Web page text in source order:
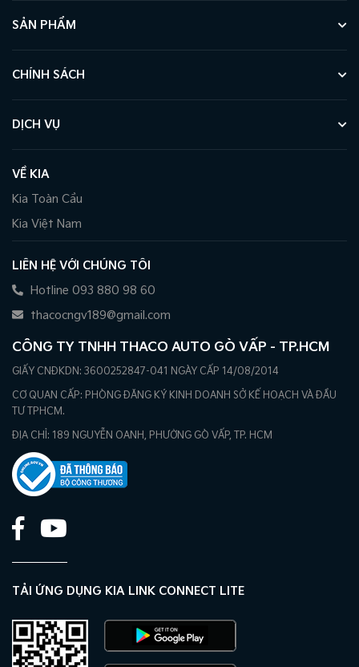
SẢN PHẨM
CHÍNH SÁCH
DỊCH VỤ
VỀ KIA
Kia Toàn Cầu
Kia Việt Nam
LIÊN HỆ VỚI CHÚNG TÔI
Hotline 093 880 98 60
thacocngv189@gmail.com
CÔNG TY TNHH THACO AUTO GÒ VẤP - TP.HCM
GIẤY CNĐKDN: 3600252847-041 NGÀY CẤP 14/08/2014
CƠ QUAN CẤP: PHÒNG ĐĂNG KÝ KINH DOANH SỞ KẾ HOẠCH VÀ ĐẦU
TƯ TPHCM.
ĐỊA CHỈ: 189 NGUYỄN OANH, PHƯỜNG GÒ VẤP, TP. HCM
TẢI ỨNG DỤNG KIA LINK CONNECT LITE